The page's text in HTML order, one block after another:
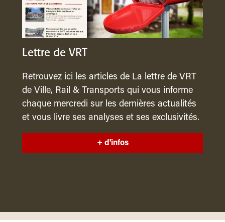
Lettre de VRT
Retrouvez ici les articles de La lettre de VRT
de Ville, Rail & Transports qui vous informe
chaque mercredi sur les dernières actualités
et vous livre ses analyses et ses exclusivités.
+ d'infos